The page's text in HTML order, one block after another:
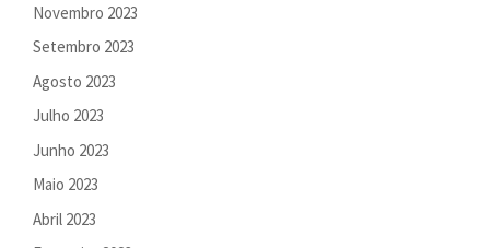
Novembro 2023
Setembro 2023
Agosto 2023
Julho 2023
Junho 2023
Maio 2023
Abril 2023